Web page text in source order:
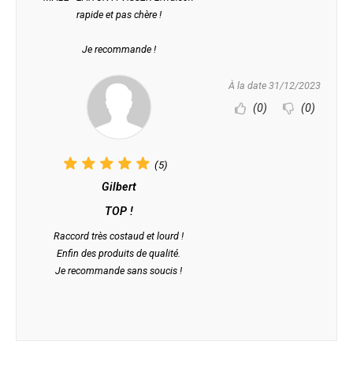
rapide et pas chère !
Je recommande !
(5)
Gilbert
TOP !
Raccord très costaud et lourd !
Enfin des produits de qualité.
Je recommande sans soucis !
À la date 31/12/2023
(0) (0)